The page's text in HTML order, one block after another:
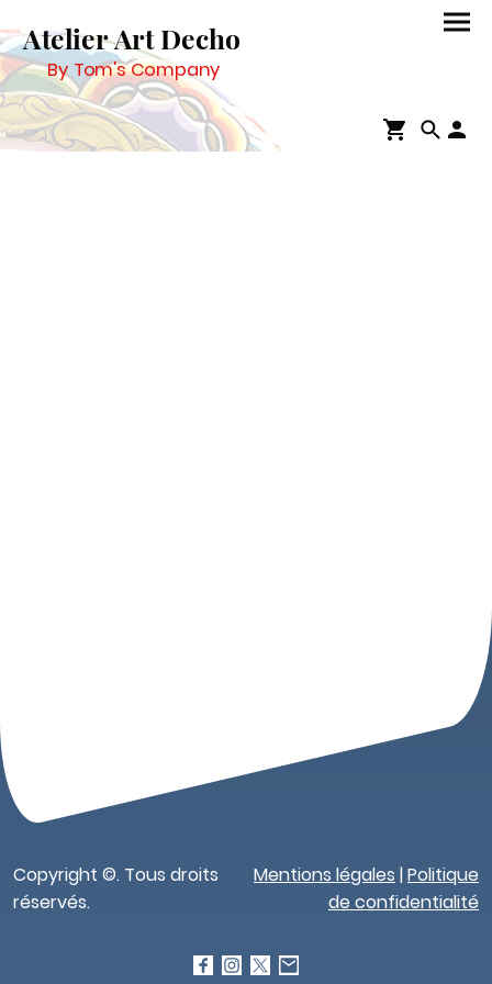
Atelier Art Decho
By Tom's Company
Copyright ©. Tous droits
réservés.
Mentions légales |Politique
de confidentialité